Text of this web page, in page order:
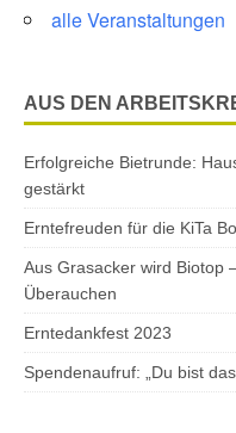
alle Veranstaltungen
AUS DEN
Erfolgreiche Bietrunde:
gestärkt
Erntefreuden für die KiTa
Aus Grasacker wird Biotop
Überauchen
Erntedankfest 2023
Spendenaufruf: „Du bist